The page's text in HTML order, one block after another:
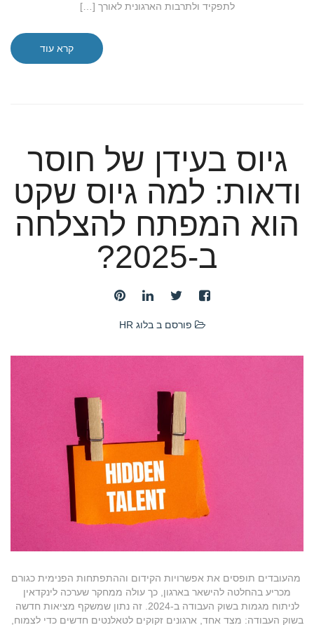
לתפקיד ולתרבות הארגונית לאורך […]
קרא עוד
גיוס בעידן של חוסר
ודאות: למה גיוס שקט
הוא המפתח להצלחה
ב-2025?
פורסם ב בלוג HR
מהעובדים תופסים את אפשרויות הקידום וההתפתחות הפנימית כגורם
מכריע בהחלטה להישאר בארגון, כך עולה ממחקר שערכה לינקדאין
לניתוח מגמות בשוק העבודה ב-2024. זה נתון שמשקף מציאות חדשה
בשוק העבודה: מצד אחד, ארגונים זקוקים לטאלנטים חדשים כדי לצמוח,